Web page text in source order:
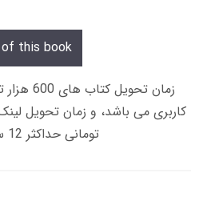
this book
زمان
تومانی حداکثر 12 ساعت از طریق پیامک/ایمیل